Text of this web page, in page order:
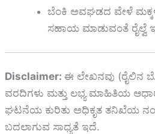
ಬೆಂಕಿ ಅವಘಡದ ವೇಳೆ
ಸಹಾಯ ಮಾಡುವಂತೆ ರೈಲ್ವೆ
Disclaimer: ಈ ಲೇಖನವು (ರೈಲಿನ
ವರದಿಗಳು ಮತ್ತು ಲಭ್ಯ ಮಾಹಿತಿಯ
ಘಟನೆಯ ಕುರಿತು ಅಧಿಕೃತ ತನಿಖೆಯ
ಬದಲಾಗುವ ಸಾಧ್ಯತೆ ಇದೆ.